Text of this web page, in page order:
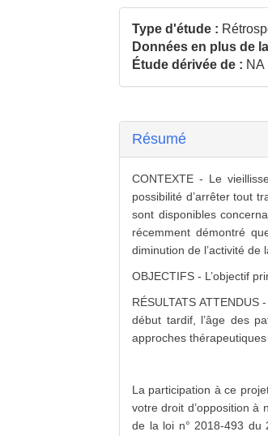
Type d'étude :
Données en plus de
Étude dérivée de : NA
Résumé
CONTEXTE - Le
possibilité d’arrêter tout
sont disponibles
récemment démontré
diminution de l’activité
OBJECTIFS - L’objectif
RÉSULTATS
début tardif, l’âge des
approches
La participation à ce
votre droit d’opposition à
de la loi n° 2018-493 du